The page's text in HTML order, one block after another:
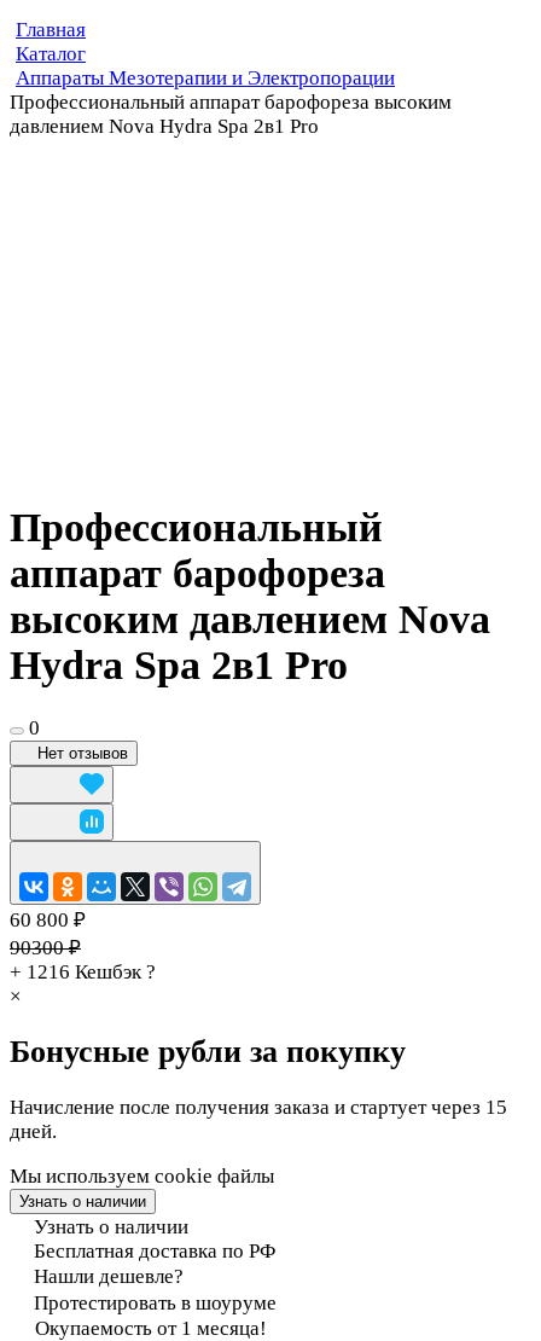
Главная
Каталог
Аппараты Мезотерапии и Электропорации
Профессиональный аппарат барофореза высоким
давлением Nova Hydra Spa 2в1 Pro
Профессиональный
аппарат барофореза
высоким давлением Nova
Hydra Spa 2в1 Pro
0
Нет отзывов
60 800 ₽
90300 ₽
+ 1216 Кешбэк ?
×
Бонусные рубли за покупку
Начисление после получения заказа и стартует через 15
дней.
Мы используем cookie файлы
Узнать о наличии
Узнать о наличии
Бесплатная доставка по РФ
Нашли дешевле?
Протестировать в шоуруме
Окупаемость от 1 месяца!